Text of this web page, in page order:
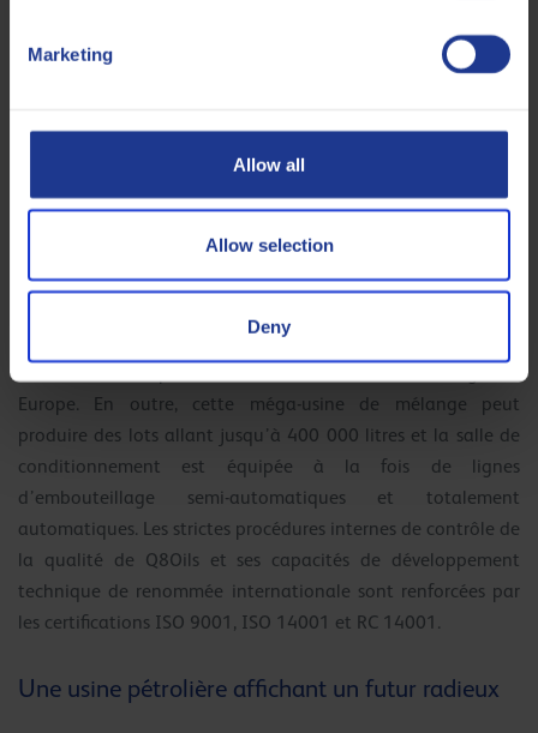
Marketing
Allow all
Allow selection
Deny
Blending Plant Antwerp in 2016
cri, respectueuse de l’environnement, dont la capacité
actuelle de 125 millions de litres de lubrifiants pourra
évoluer pour atteindre 250 millions de litres par an. Avec 24
peut produire efficacement la plus large gamme de produits
Europe. En outre, cette méga-usine de mélange peut
produire des lots allant jusqu’à 400 000 litres et la salle de
conditionnement est équipée à la fois de lignes
d’embouteillage semi-automatiques et totalement
automatiques. Les strictes procédures internes de contrôle de
la qualité de Q8Oils et ses capacités de développement
technique de renommée internationale sont renforcées par
les certifications ISO 9001, ISO 14001 et RC 14001.
Une usine pétrolière affichant un futur radieux